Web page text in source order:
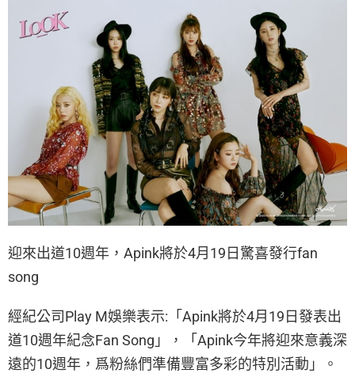
迎來出道10週年，Apink將於4月19日驚喜發行fan
song
經紀公司Play M娛樂表示:「Apink將於4月19日發表出
道10週年紀念Fan Song」，「Apink今年將迎來意義深
遠的10週年，爲粉絲們準備豐富多彩的特別活動」。